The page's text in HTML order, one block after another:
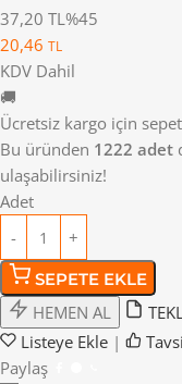
37,20 TL%45
20,46 TL
KDV Dahil
🚚
Ücretsiz kargo için
Bu üründen 1222 adet
ulaşabilirsiniz!
Adet
SEPETE EKLE
HEMEN AL
Listeye Ekle |
Paylaş